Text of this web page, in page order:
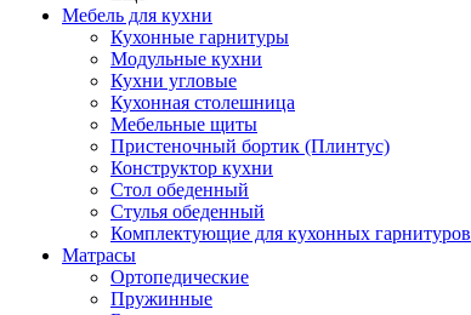
Мебель для кухни
Кухонные гарнитуры
Модульные кухни
Кухни угловые
Кухонная столешница
Мебельные щиты
Пристеночный бортик (Плинтус)
Конструктор кухни
Стол обеденный
Стулья обеденный
Комплектующие для кухонных гарнитуров
Матраcы
Ортопедические
Пружинные